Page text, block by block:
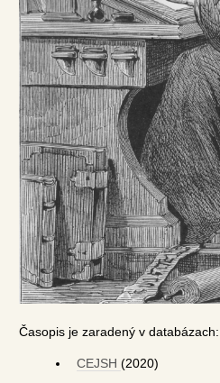
Časopis je zaradený v databázach:
CEJSH (2020)